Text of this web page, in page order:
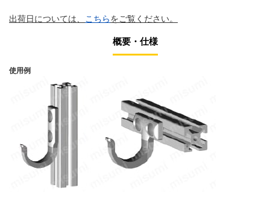
出荷日については、 こちらをご覧ください。
概要・仕様
使用例